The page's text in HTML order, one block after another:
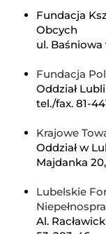
Fundacja
Obcych
ul.
Fundacja
Oddział
tel./fax. 81-
Krajowe
Oddział w
Majdanka
Lubelskie
Al.